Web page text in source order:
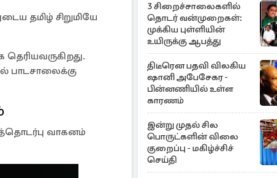
தமிழ் சிறுமியே
பாடசாலைக்கு
வாகனம்
3 சிறைச்சாலைகளில்
தொடர் வன்முறைகள்:
முக்கிய புள்ளியின்
உயிருக்கு ஆபத்து
திடீரென பதவி விலகிய
ஷானி அபேசேகர -
பின்னணியில் உள்ள
காரணம்
இன்று முதல் சில
பொருட்களின் விலை
குறைப்பு - மகிழ்ச்சிச்
செய்தி